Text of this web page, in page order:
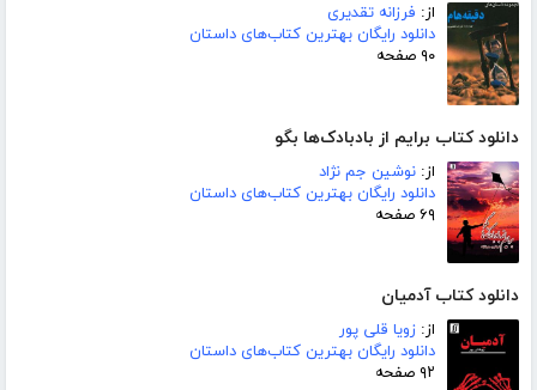
از: فرزانه تقدیری
دانلود رایگان بهترین کتاب‌های داستان
۹۰ صفحه
دانلود کتاب برایم از بادبادک‌ها بگو
از: نوشین جم نژاد
دانلود رایگان بهترین کتاب‌های داستان
۶۹ صفحه
دانلود کتاب آدمیان
از: زویا قلی پور
دانلود رایگان بهترین کتاب‌های داستان
۹۲ صفحه